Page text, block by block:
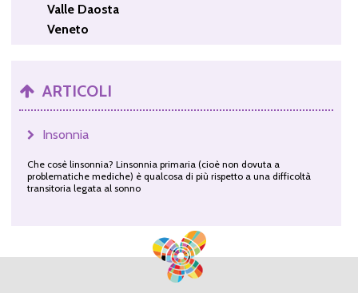
Valle Daosta
Veneto
ARTICOLI
Insonnia
Che cosè linsonnia? Linsonnia primaria (cioè non dovuta a
problematiche mediche) è qualcosa di più rispetto a una difficoltà
transitoria legata al sonno